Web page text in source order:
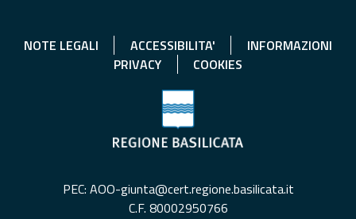
NOTE LEGALI ACCESSIBILITA'
INFORMAZIONI
PRIVACY
COOKIES
PEC: AOO-giunta@cert.regione.basilicata.it
C.F. 80002950766